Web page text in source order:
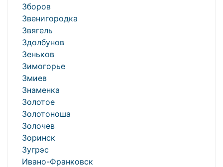
Зборов
Звенигородка
Звягель
Здолбунов
Зеньков
Зимогорье
Змиев
Знаменка
Золотое
Золотоноша
Золочев
Зоринск
Зугрэс
Ивано-Франковск